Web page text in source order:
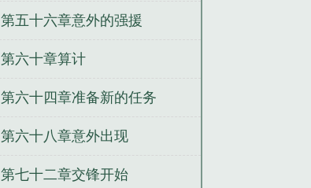
新能力
第五十六章意外的强援
第六十章算计
第六十四章准备新的任务
第六十八章意外出现
第七十二章交锋开始